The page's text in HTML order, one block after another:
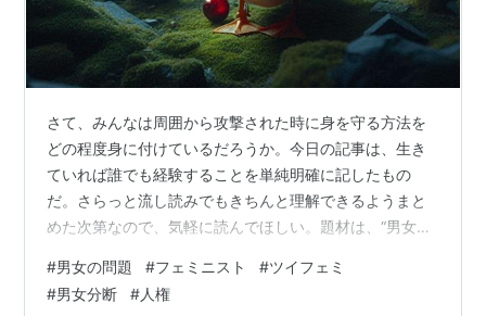
さて、みんなは周囲から攻撃された時に身を守る方法を
どの程度身に付けているだろうか。今日の記事は、生き
ていれば誰でも経験することを単純明確に記したもの
だ。さらっと流し読みでもきちんと理解できるようまと
めた次第なので、気軽に読んでほしい。題材は、“男女の
の立場や年齢で、日々世の中のニュースなどもご覧にな
っていることと思う。数ある世の中の情報の中でも特
#男女の問題 #フェミニスト #ツイフェミ
#男女分断 #人権